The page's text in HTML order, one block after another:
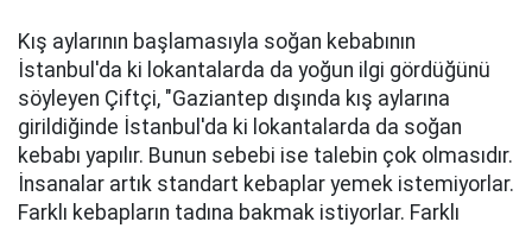
Kış aylarının başlamasıyla soğan kebabının
İstanbul'da ki lokantalarda da yoğun ilgi gördüğünü
söyleyen Çiftçi, "Gaziantep dışında kış aylarına
girildiğinde İstanbul'da ki lokantalarda da soğan
kebabı yapılır. Bunun sebebi ise talebin çok olmasıdır.
İnsanalar artık standart kebaplar yemek istemiyorlar.
Farklı kebapların tadına bakmak istiyorlar. Farklı